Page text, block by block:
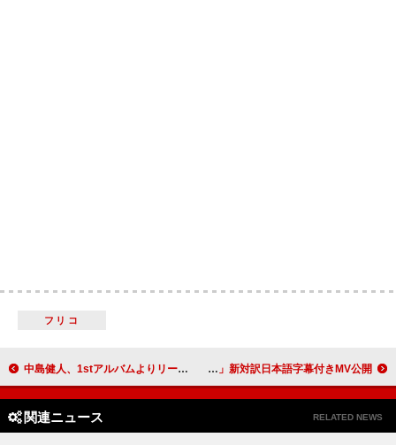
フリコ
中島健人、1stアルバムよりリード曲「ピカレスク」先行配信決定 オアシス、「Supersonic」新対訳日本語字幕付きMV公開
関連ニュース RELATED NEWS